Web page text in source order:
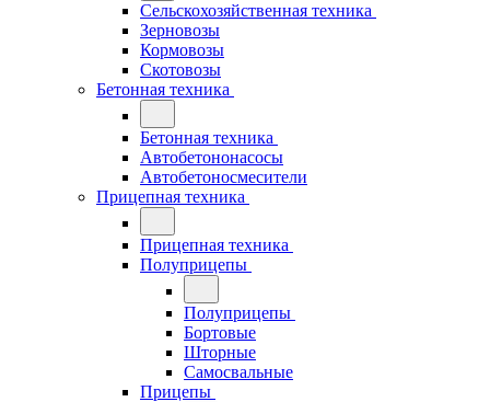
Сельскохозяйственная техника
Зерновозы
Кормовозы
Скотовозы
Бетонная техника
Бетонная техника
Автобетононасосы
Автобетоносмесители
Прицепная техника
Прицепная техника
Полуприцепы
Полуприцепы
Бортовые
Шторные
Самосвальные
Прицепы